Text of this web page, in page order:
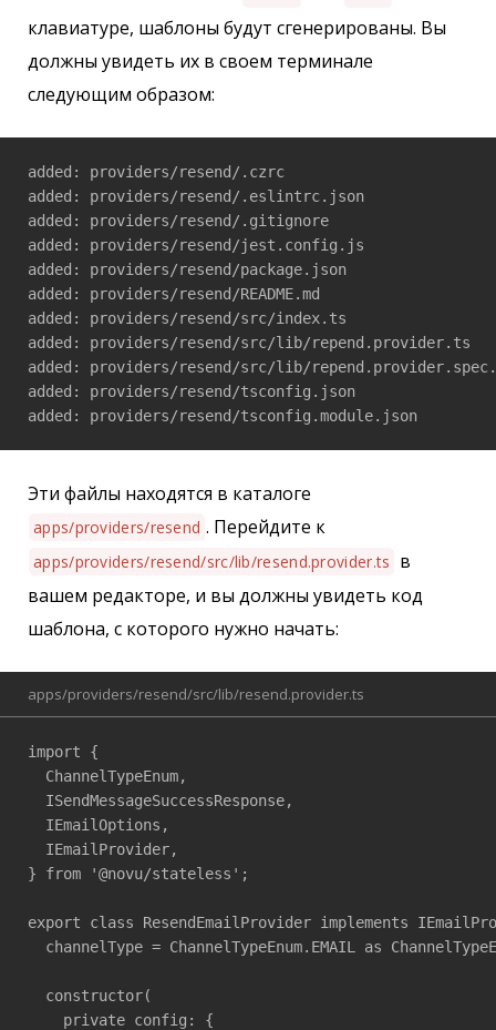
клавиатуре, шаблоны будут сгенерированы. Вы
должны увидеть их в своем терминале
следующим образом:
added: providers/resend/.czrc
added: providers/resend/.eslintrc.json
added: providers/resend/.gitignore
added: providers/resend/jest.config.js
added: providers/resend/package.json
added: providers/resend/README.md
added: providers/resend/src/index.ts
added: providers/resend/src/lib/repend.provider.ts
added: providers/resend/src/lib/
added: providers/resend/tsconfig.json
added: providers/resend/tsconfig.module.json
Эти файлы находятся в каталоге
apps/providers/resend . Перейдите к
apps/providers/resend/src/lib/resend.provider.ts в
вашем редакторе, и вы должны увидеть код
шаблона, с которого нужно начать:
apps/providers/resend/src/lib/resend.provider.ts
import {
  ChannelTypeEnum,
  ISendMessageSuccessResponse,
  IEmailOptions,
  IEmailProvider,
} from '@novu/stateless';
export class ResendEmailProvider implements
channelType = ChannelTypeEnum.EMAIL as
  constructor(
    private config: {